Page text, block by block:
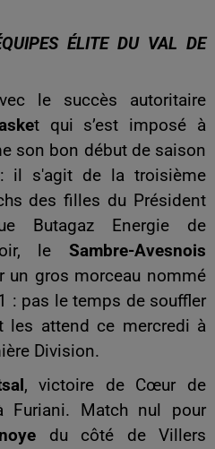
ÉLITE DU VAL DE
le succès autoritaire
t qui s’est imposé à
son bon début de saison
il s'agit de la troisième
des filles du Président
Butagaz Energie de
le Sambre-Avesnois
un gros morceau nommé
: pas le temps de souffler
les attend ce mercredi à
Division.
, victoire de Cœur de
Match nul pour
du côté de Villers